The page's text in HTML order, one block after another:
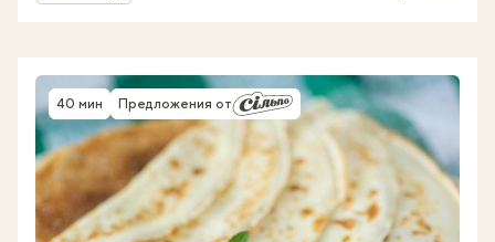
Время приготовления
40 мин Предложения от